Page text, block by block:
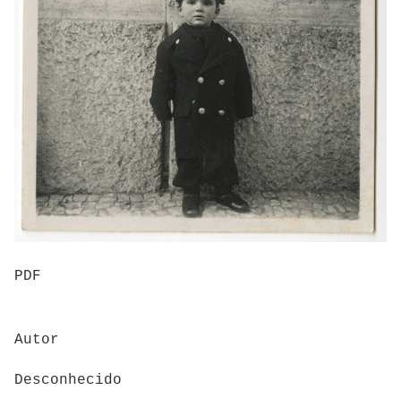
PDF
Autor
Desconhecido